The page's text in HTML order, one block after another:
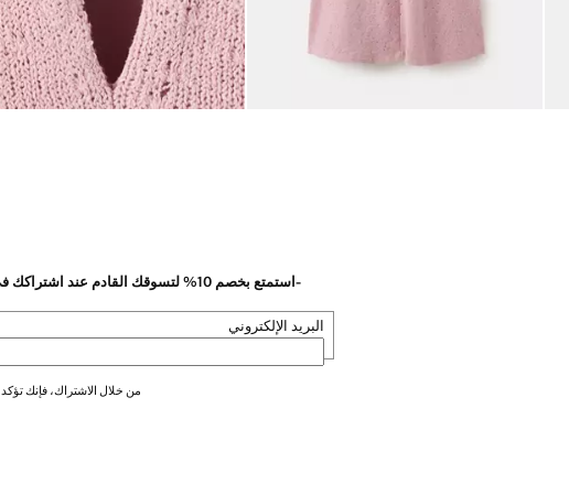
-استمتع بخصم 10% لتسوقك القادم عند اشتراكك في نشرتنا الاخبارية
البريد الإلكتروني
من خلال الاشتراك، فإنك